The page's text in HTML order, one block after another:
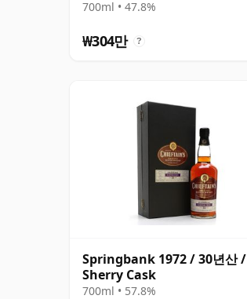
Symington’s Choice
700ml • 47.8%
₩304만 ?
Springbank 1972 / 30년산 /
Sherry Cask
700ml • 57.8%